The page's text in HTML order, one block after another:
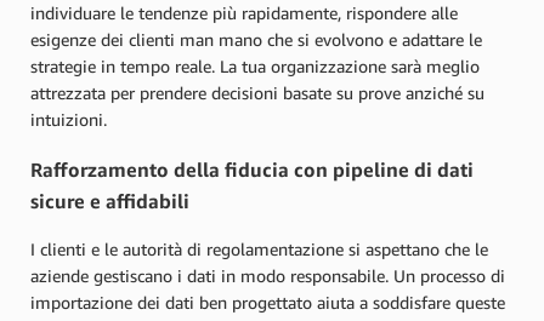
individuare le tendenze più rapidamente, rispondere alle
esigenze dei clienti man mano che si evolvono e adattare le
strategie in tempo reale. La tua organizzazione sarà meglio
attrezzata per prendere decisioni basate su prove anziché su
intuizioni.
Rafforzamento della fiducia con pipeline di dati
sicure e affidabili
I clienti e le autorità di regolamentazione si aspettano che le
aziende gestiscano i dati in modo responsabile. Un processo di
importazione dei dati ben progettato aiuta a soddisfare queste